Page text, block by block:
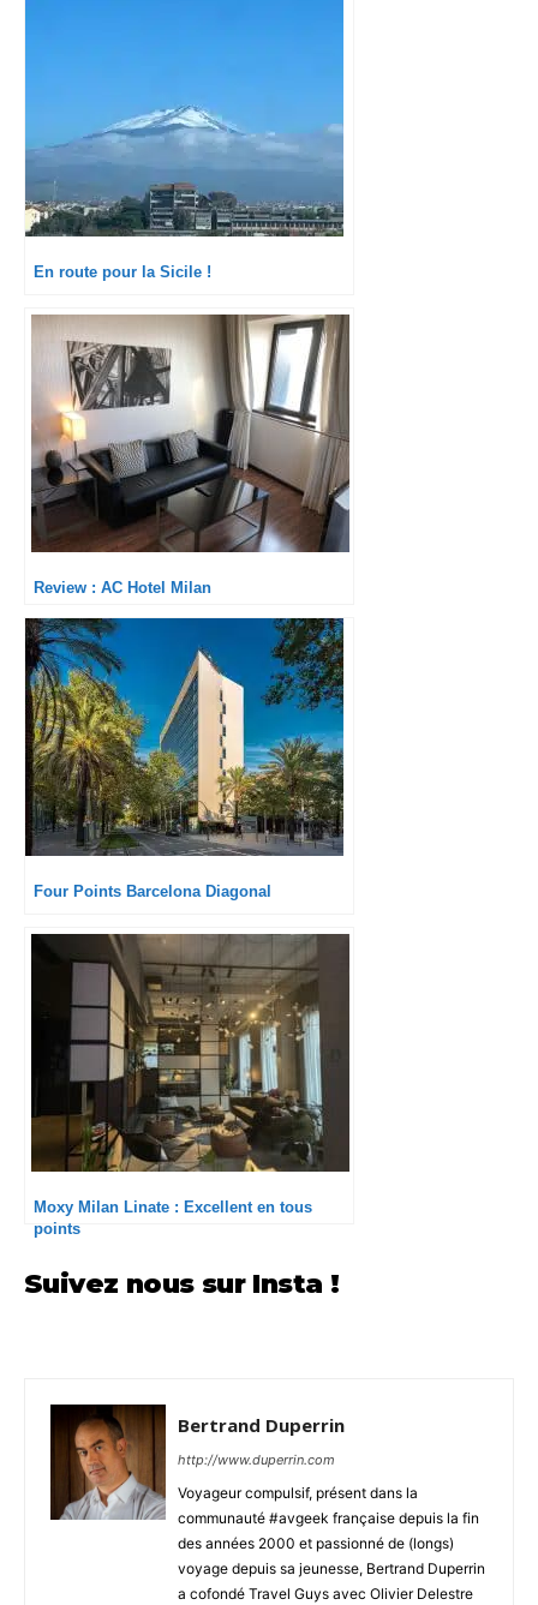
En route pour la Sicile !
Review : AC Hotel Milan
Four Points Barcelona Diagonal
Moxy Milan Linate : Excellent en tous
points
Suivez nous sur Insta !
Bertrand Duperrin
http://www.duperrin.com
Voyageur compulsif, présent dans la
communauté #avgeek française depuis la fin
des années 2000 et passionné de (longs)
voyage depuis sa jeunesse, Bertrand Duperrin
a cofondé Travel Guys avec Olivier Delestre